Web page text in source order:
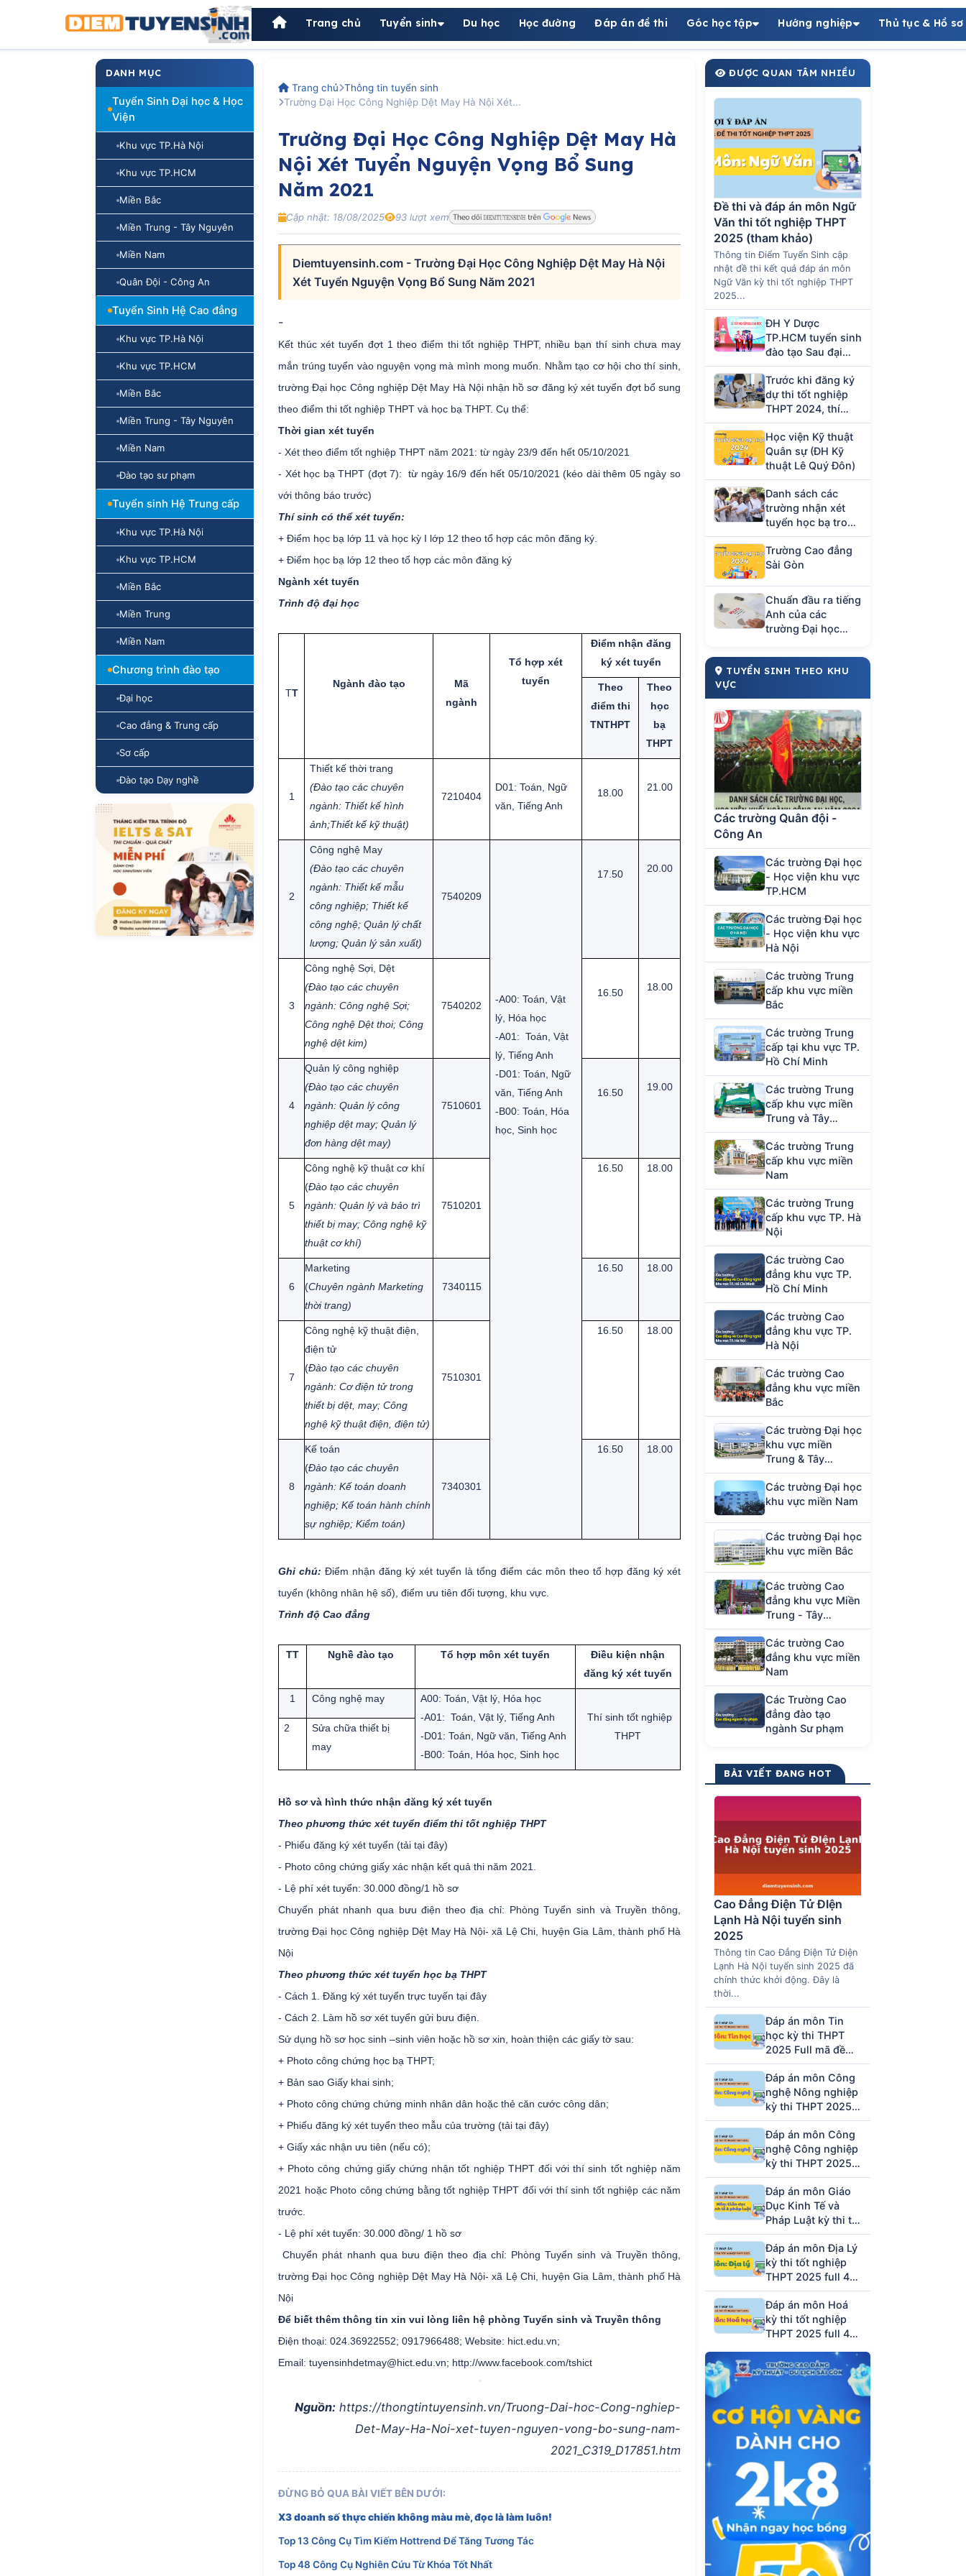
Trang chủ Tuyển sinh Du học Học đường Đáp án đề thi Góc học tập Hướng nghiệp Thủ tục & Hồ
DANH MỤC
Tuyển Sinh Đại học & Học
Viện
Khu vực TP.Hà Nội
Khu vực TP.HCM
Miền Bắc
Miền Trung - Tây Nguyên
Miền Nam
Quân Đội - Công An
Tuyển Sinh Hệ Cao đẳng
Khu vực TP.Hà Nội
Khu vực TP.HCM
Miền Bắc
Miền Trung - Tây Nguyên
Miền Nam
Đào tạo sư phạm
Tuyển sinh Hệ Trung cấp
Khu vực TP.Hà Nội
Khu vực TP.HCM
Miền Bắc
Miền Trung
Miền Nam
Chương trình đào tạo
Đại học
Cao đẳng & Trung cấp
Sơ cấp
Đào tạo Dạy nghề
Trang chủ Thông tin tuyển sinh
Trường Đại Học Công Nghiệp Dệt May Hà Nội Xét...
Trường Đại Học Công Nghiệp Dệt May Hà
Nội Xét Tuyển Nguyện Vọng Bổ Sung
Năm 2021
Cập nhật: 18/08/2025 93 lượt xem
Diemtuyensinh.com - Trường Đại Học Công Nghiệp Dệt May Hà Nội
Xét Tuyển Nguyện Vọng Bổ Sung Năm 2021
-
Kết thúc xét tuyển đợt 1 theo điểm thi tốt nghiệp THPT, nhiều bạn thí sinh chưa may
mắn trúng tuyển vào nguyện vọng mà mình mong muốn. Nhằm tạo cơ hội cho thí sinh,
trường Đại học Công nghiệp Dệt May Hà Nội nhận hồ sơ đăng ký xét tuyển đợt bổ sung
theo điểm thi tốt nghiệp THPT và học bạ THPT. Cụ thể:
Thời gian xét tuyển
- Xét theo điểm tốt nghiệp THPT năm 2021: từ ngày 23/9 đến hết 05/10/2021
- Xét học bạ THPT (đợt 7): từ ngày 16/9 đến hết 05/10/2021 (kéo dài thêm 05 ngày so
với thông báo trước)
Thí sinh có thể xét tuyển:
+ Điểm học bạ lớp 11 và học kỳ I lớp 12 theo tổ hợp các môn đăng ký.
+ Điểm học bạ lớp 12 theo tổ hợp các môn đăng ký
Ngành xét tuyển
Trình độ đại học
TT
Ngành đào tạo
Mã
ngành
Tổ hợp xét
tuyển
Điểm nhận đăng
ký xét tuyển
Theo
điểm thi
TNTHPT
Theo
học
bạ
THPT
1
Thiết kế thời trang
(Đào tạo các chuyên
ngành: Thiết kế hình
ảnh;Thiết kế kỹ thuật)
7210404
D01: Toán, Ngữ
văn, Tiếng Anh
18.00 21.00
2
Công nghệ May
(Đào tạo các chuyên
ngành: Thiết kế mẫu
công nghiệp; Thiết kế
công nghệ; Quản lý chất
lượng; Quản lý sản xuất)
7540209
-A00: Toán, Vật
lý, Hóa học
-A01: Toán, Vật
lý, Tiếng Anh
-D01: Toán, Ngữ
văn, Tiếng Anh
-B00: Toán, Hóa
học, Sinh học
17.50 20.00
3
Công nghệ Sợi, Dệt
(Đào tạo các chuyên
ngành: Công nghệ Sợi;
Công nghệ Dệt thoi; Công
nghệ dệt kim)
7540202
16.50 18.00
4
Quản lý công nghiệp
(Đào tạo các chuyên
ngành: Quản lý công
nghiệp dệt may; Quản lý
đơn hàng dệt may)
7510601
16.50 19.00
5
Công nghệ kỹ thuật cơ khí
(Đào tạo các chuyên
ngành: Quản lý và bảo trì
thiết bị may; Công nghệ kỹ
thuật cơ khí)
7510201
16.50 18.00
6
Marketing
(Chuyên ngành Marketing
thời trang)
7340115
16.50 18.00
7
Công nghệ kỹ thuật điện,
điện tử
(Đào tạo các chuyên
ngành: Cơ điện tử trong
thiết bị dệt, may; Công
nghệ kỹ thuật điện, điện tử)
7510301
16.50 18.00
8
Kế toán
(Đào tạo các chuyên
ngành: Kế toán doanh
nghiệp; Kế toán hành chính
sự nghiệp; Kiểm toán)
7340301
16.50 18.00
Ghi chú: Điểm nhận đăng ký xét tuyển là tổng điểm các môn theo tổ hợp đăng ký xét
tuyển (không nhân hệ số), điểm ưu tiên đối tượng, khu vực.
Trình độ Cao đẳng
TT Nghề đào tạo Tổ hợp môn xét tuyển
Điều kiện nhận
đăng ký xét tuyển
1 Công nghệ may
A00: Toán, Vật lý, Hóa học
-A01: Toán, Vật lý, Tiếng Anh
-D01: Toán, Ngữ văn, Tiếng Anh
-B00: Toán, Hóa học, Sinh học
Thí sinh tốt nghiệp
THPT
2
Sửa chữa thiết bị
may
Hồ sơ và hình thức nhận đăng ký xét tuyển
Theo phương thức xét tuyển điểm thi tốt nghiệp THPT
- Phiếu đăng ký xét tuyển (tải tại đây)
- Photo công chứng giấy xác nhận kết quả thi năm 2021.
- Lệ phí xét tuyển: 30.000 đồng/1 hồ sơ
Chuyển phát nhanh qua bưu điện theo địa chỉ: Phòng Tuyển sinh và Truyền thông,
trường Đại học Công nghiệp Dệt May Hà Nội- xã Lệ Chi, huyện Gia Lâm, thành phố Hà
Nội
Theo phương thức xét tuyển học bạ THPT
- Cách 1. Đăng ký xét tuyển trực tuyến tại đây
- Cách 2. Làm hồ sơ xét tuyển gửi bưu điện.
Sử dụng hồ sơ học sinh –sinh viên hoặc hồ sơ xin, hoàn thiện các giấy tờ sau:
+ Photo công chứng học bạ THPT;
+ Bản sao Giấy khai sinh;
+ Photo công chứng chứng minh nhân dân hoặc thẻ căn cước công dân;
+ Phiếu đăng ký xét tuyển theo mẫu của trường (tải tại đây)
+ Giấy xác nhận ưu tiên (nếu có);
+ Photo công chứng giấy chứng nhận tốt nghiệp THPT đối với thí sinh tốt nghiệp năm
2021 hoặc Photo công chứng bằng tốt nghiệp THPT đối với thí sinh tốt nghiệp các năm
trước.
- Lệ phí xét tuyển: 30.000 đồng/ 1 hồ sơ
Chuyển phát nhanh qua bưu điện theo địa chỉ: Phòng Tuyển sinh và Truyền thông,
trường Đại học Công nghiệp Dệt May Hà Nội- xã Lệ Chi, huyện Gia Lâm, thành phố Hà
Nội
Để biết thêm thông tin xin vui lòng liên hệ phòng Tuyển sinh và Truyền thông
Điện thoại: 024.36922552; 0917966488; Website: hict.edu.vn;
Email: tuyensinhdetmay@hict.edu.vn; http://www.facebook.com/tshict
Nguồn: https://thongtintuyensinh.vn/Truong-Dai-hoc-Cong-nghiep-
Det-May-Ha-Noi-xet-tuyen-nguyen-vong-bo-sung-nam-
2021_C319_D17851.htm
ĐỪNG BỎ QUA BÀI VIẾT BÊN DƯỚI:
X3 doanh số thực chiến không màu mè, đọc là làm luôn!
Top 13 Công Cụ Tìm Kiếm Hottrend Để Tăng Tương Tác
Top 48 Công Cụ Nghiên Cứu Từ Khóa Tốt Nhất
ĐƯỢC QUAN TÂM NHIỀU
Đề thi và đáp án môn Ngữ
Văn thi tốt nghiệp THPT
2025 (tham khảo)
Thông tin Điểm Tuyển Sinh cập
nhật đề thi kết quả đáp án môn
Ngữ Văn kỳ thi tốt nghiệp THPT
2025...
ĐH Y Dược
TP.HCM tuyển sinh
đào tạo Sau đại
học năm 2023
Trước khi đăng ký
dự thi tốt nghiệp
THPT 2024, thí
sinh cần chuẩn bị
giấy tờ gì?
Học viện Kỹ thuật
Quân sự (ĐH Kỹ
thuật Lê Quý Đôn)
Danh sách các
trường nhận xét
tuyển học bạ trong
tháng 4/2024
Trường Cao đẳng
Sài Gòn
Chuẩn đầu ra tiếng
Anh của các
trường Đại học
TUYỂN SINH THEO KHU
VỰC
Các trường Quân đội -
Công An
Các trường Đại học
- Học viện khu vực
TP.HCM
Các trường Đại học
- Học viện khu vực
Hà Nội
Các trường Trung
cấp khu vực miền
Bắc
Các trường Trung
cấp tại khu vực TP.
Hồ Chí Minh
Các trường Trung
cấp khu vực miền
Trung và Tây
Nguyên
Các trường Trung
cấp khu vực miền
Nam
Các trường Trung
cấp khu vực TP. Hà
Nội
Các trường Cao
đẳng khu vực TP.
Hồ Chí Minh
Các trường Cao
đẳng khu vực TP.
Hà Nội
Các trường Cao
đẳng khu vực miền
Bắc
Các trường Đại học
khu vực miền
Trung & Tây
Nguyên
Các trường Đại học
khu vực miền Nam
Các trường Đại học
khu vực miền Bắc
Các trường Cao
đẳng khu vực Miền
Trung - Tây
Nguyên
Các trường Cao
đẳng khu vực miền
Nam
Các Trường Cao
đẳng đào tạo
ngành Sư phạm
BÀI VIẾT ĐANG HOT
Cao Đẳng Điện Tử ĐIện
Lạnh Hà Nội tuyển sinh
2025
Thông tin Cao Đẳng Điện Tử Điện
Lạnh Hà Nội tuyển sinh 2025 đã
chính thức khởi động. Đây là
thời...
Đáp án môn Tin
học kỳ thi THPT
2025 Full mã đề
(tham khảo)
Đáp án môn Công
nghệ Nông nghiệp
kỳ thi THPT 2025
full mã đề (tham
khảo)
Đáp án môn Công
nghệ Công nghiệp
kỳ thi THPT 2025
full mã đề (tham
khảo)
Đáp án môn Giáo
Dục Kinh Tế và
Pháp Luật kỳ thi tốt
nghiệp THPT 2025
full 48 mã đề
Đáp án môn Địa Lý
kỳ thi tốt nghiệp
THPT 2025 full 48
mã đề (tham khảo)
Đáp án môn Hoá
kỳ thi tốt nghiệp
THPT 2025 full 48